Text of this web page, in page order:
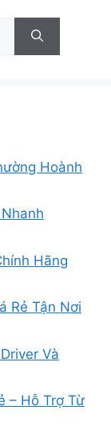
Hoành
Hãng
Rẻ Tận Nơi
Và
– Hỗ Trợ Từ